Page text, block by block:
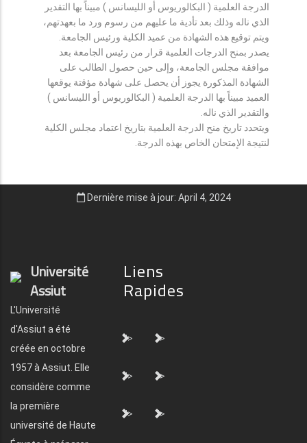
الدرجة العلمية ( البكالوريوس أو الليسانس ) مبيناً بها التقدير
الذي ناله وذلك بعد تأدية ما عليهم من رسوم ورد ما بعهدتهم،
ويتم توقيع هذه الشهادة من عميد الكلية ورئيس الجامعة.
يصدر بمنح الدرجات العلمية قرار من رئيس الجامعة بعد
موافقة مجلس الجامعة، وإلى حين حصول الطالب على
الشهادة المذكورة يجوز أن يحصل على شهادة مؤقتة يوقعها
العميد مبيناً بها الدرجة العلمية ( البكالوريوس أو الليسانس )
والتقدير الذي ناله.
ويتحدد تاريخ منح الدرجة العلمية بتاريخ اعتماد مجلس الكلية
لنتيجة الإمتحان الخاص بهذه الدرجة.
Dernière mise à jour: April 4, 2024
Université
Assiut
L'Université
d'Assiut a été
créée en octobre
1957 à Assiut. Elle
considère comme
la première
université de Haute
Liens
Rapides
"> ">
"> ">
"> ">